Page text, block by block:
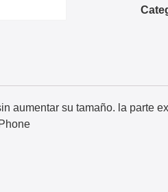
aumentar su tamaño. la parte